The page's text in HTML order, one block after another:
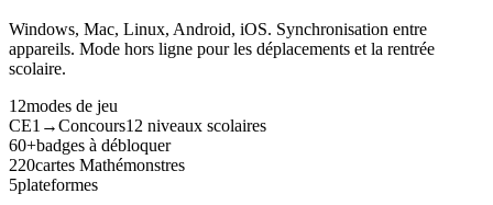
Windows, Mac, Linux, Android, iOS. Synchronisation entre
appareils. Mode hors ligne pour les déplacements et la rentrée
scolaire.
12modes de jeu
CE1→Concours12 niveaux scolaires
60+badges à débloquer
220cartes Mathémonstres
5plateformes